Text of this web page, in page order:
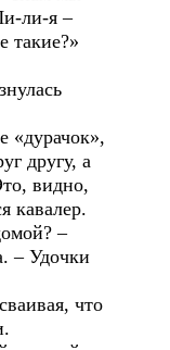
ли-я –
такие?»
«дурачок»,
другу, а
видно,
кавалер.
–
– Удочки
что